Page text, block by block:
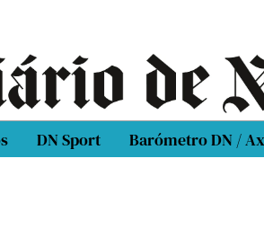
DN Sport Barómetro DN /